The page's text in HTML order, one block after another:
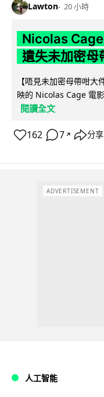
Lawton 20 小時
Nicolas
遺失未加密母
【唔見未加密母帶咁
映的 Nicolas Cage 電
閱讀全文
162 7 ↗ 分享
ADVERTISEMENT
人工智能